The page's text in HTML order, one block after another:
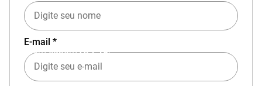
com cupomAPP15.
E-mail *